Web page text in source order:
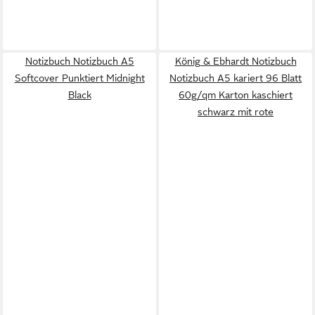
Notizbuch Notizbuch A5
Softcover Punktiert Midnight
Black
König & Ebhardt Notizbuch
Notizbuch A5 kariert 96 Blatt
60g/qm Karton kaschiert
schwarz mit rote